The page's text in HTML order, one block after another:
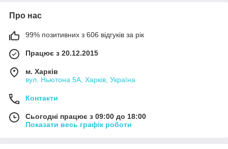
Про нас
99% позитивних з 606 відгуків за рік
Працює з 20.12.2015
м. Харків
вул. Ньютона 5А, Харків, Україна
Контакти
Сьогодні працює з 09:00 до 18:00
Показати весь графік роботи